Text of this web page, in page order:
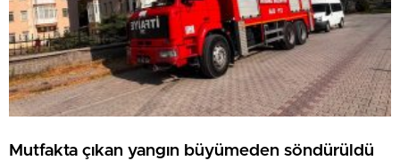
Mutfakta çıkan yangın büyümeden söndürüldü